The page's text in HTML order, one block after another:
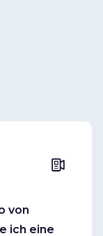
von
ich eine